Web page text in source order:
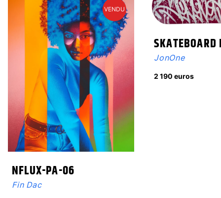
NFLUX-PA-06
Fin Dac
VENDU
SKATEBOARD
JonOne
2 190 euros